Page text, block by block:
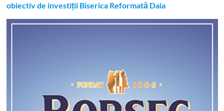
obiectiv de investiții Biserica Reformată Daia